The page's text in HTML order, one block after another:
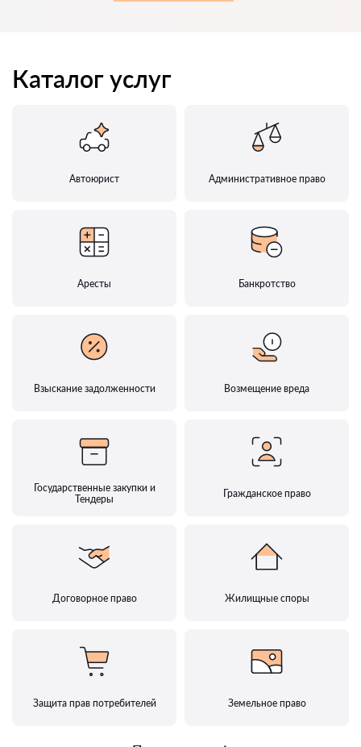
Каталог услуг
Автоюрист Административное право
Аресты Банкротство
Взыскание задолженности Возмещение вреда
Государственные закупки и
Тендеры
Гражданское право
Договорное право Жилищные споры
Защита прав потребителей Земельное право